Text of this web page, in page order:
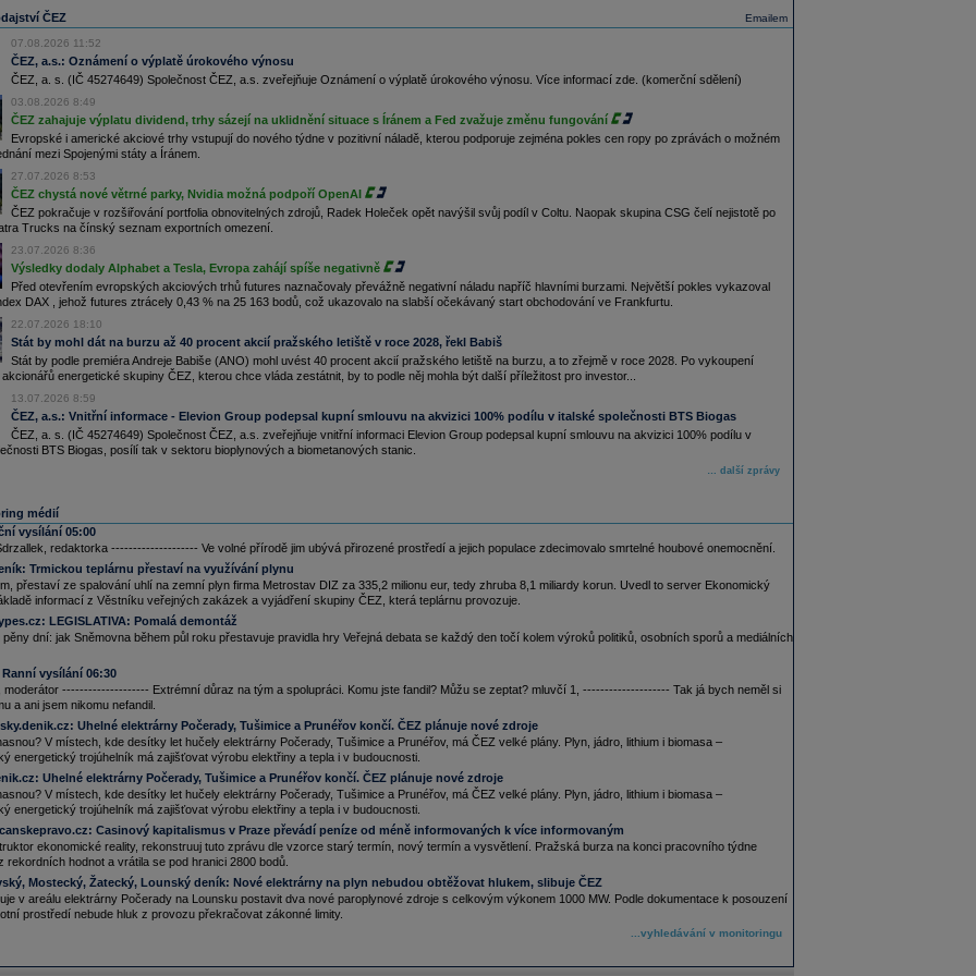
o šest procent, plyn o přibližně 17 procent. V souhrnu jde o desítky až nízké stovky
za spotřebovanou megawatthodinu. Úprava se nyní podle společnosti dotkne několika
zákazníků, kterým končí fixace (ČTK)
společnostČEZESCO si zajistila pro připravovanou paroplynovou elektrárnu v
železárnách (TŽ) na Frýdecko-Místecku dodávku plynové turbíny SGT-800 od
Energy. ČTK o tom dnes informovala společnost
Nový paroplynový zdroj nahradí dosluhující uhelný kotel (ČTK)
ČEZEnergoservis v Třebíči se k dnešku slučuje s částí plzeňské firmy Škoda JS
na servis jaderných elektráren Temelín a Dukovany. Převezme její odborníky, kteří
elektrárnách dlouhodobě působí, dohromady to bude okolo 260 zaměstnanců (ČTK)
aktuálním dění v české energetice včera odpoledne jednal prezident Petr Pavel s
ředitelem energetické společnostiČEZDanielem Benešem. Hovořili spolu
o tuzemském rozvoji jaderné energetiky, státní energetické koncepci nebo i o
ve vlastnické struktuře společnosti (ČTK)
radaČEZdnes zvolila předsedu a jednoho z místopředsedů. Novým předsedou
rady se stal Radim Fiala (místopředseda koaličního hnutí SPD) a místopředsedou Petr
Druhým stávajícím místopředsedou je Vladimír Hronek, zvolený do dozorčí rady za
blok Jaderné elektrárny Dukovany je po plánované odstávce znovu na plném výkonu.
byl od 17. dubna, elektřinu začal znovu do sítě dodávat minulý týden v pátek.
výkon obou turbosoustrojí čtvrtého bloku je aktuálně 499 megawattů (MW), sdělila
společnostiČEZJana Štefánková (ČTK)
společnost Rolls-Royce
malé modulární reaktory v Česku i v zahraničí, dnes představí možnosti zapojení
průmyslu do připravovaného dodavatelského řetězce. České firmy by se tak měly
s podmínkami možné účasti na stavbách.Rolls-RoyceSMR aČEZby měly také
je klíčovým uzlem pro elektrárnu Orlík a zároveň pro oblast Příbramska, Dobříšska a
Zásobuje elektřinou 100 000 domácností a desítky průmyslových objektů.
chystá další investice, například v oblasti Řeporyje nebo u Mělníka, kde vznikne
elektrárna (ČTK)
ředitelem dceřiné společnostiČEZEnergy, kterou založila energetická skupina
, se stal Pavel Cyrani, místopředseda představenstva a ředitel divize obchodu a strategie
. Představenstvo povede Daniel Beneš, generální ředitel ČEZ. Členy představenstva se
Martin Novák a Ondřej Landa (ČTK)
ČEZ, si vzala úvěr 8,9 miliardy
dluhu. Půjčku poskytne skupina čtyř bank (ČTK)
ČEZ klesají o 6,3 % na 1 169 Kč/akcie v rámci širšího poklesu evropských energetik po
USA s Íránem
plánuje letos postavit 180 nových dobíjecích stojanů pro elektromobily, na konci roku by
měla rozšířit svou síť na více než 1200 stanic. Celkový výkon sítě by měl činit kolem 148
(ČTK)
vybuduje na Orlické přehradě velkou přečerpávací elektrárnu, která bude čtvrtým
tohoto druhu v Česku. Novinářům to dnes řekl generální ředitel a předseda
ČEZDaniel Beneš (ČTK)
ČEZse dnes poprvé obchodují bez nároku na dividendu ve výši 42Kčna akcii
podklady a jednání s ratingovými agenturami. Vedle toho začne oceňování
Emailem
ČEZ
07.08.2026 11:52
ČEZ, a.s.: Oznámení o výplatě úrokového výnosu
ČEZ, a. s. (IČ 45274649) Společnost ČEZ, a.s. zveřejňuje Oznámení o výplatě úrokového výnosu. Více informací zde. (komerční sdělení)
03.08.2026 8:49
ČEZ zahajuje výplatu dividend, trhy sázejí na uklidnění situace s Íránem a Fed zvažuje změnu fungování
Evropské i americké akciové trhy vstupují do nového týdne v pozitivní náladě, kterou podporuje zejména pokles cen ropy po zprávách o možném
mezi Spojenými státy a Íránem.
27.07.2026 8:53
ČEZ chystá nové větrné parky, Nvidia možná podpoří OpenAI
ČEZ pokračuje v rozšiřování portfolia obnovitelných zdrojů, Radek Holeček opět navýšil svůj podíl v Coltu. Naopak skupina CSG čelí nejistotě po
Trucks na čínský seznam exportních omezení.
23.07.2026 8:36
Výsledky dodaly Alphabet a Tesla, Evropa zahájí spíše negativně
Před otevřením evropských akciových trhů futures naznačovaly převážně negativní náladu napříč hlavními burzami. Největší pokles vykazoval
DAX , jehož futures ztrácely 0,43 % na 25 163 bodů, což ukazovalo na slabší očekávaný start obchodování ve Frankfurtu.
22.07.2026 18:10
Stát by mohl dát na burzu až 40 procent akcií pražského letiště v roce 2028, řekl Babiš
Stát by podle premiéra Andreje Babiše (ANO) mohl uvést 40 procent akcií pražského letiště na burzu, a to zřejmě v roce 2028. Po vykoupení
energetické skupiny ČEZ, kterou chce vláda zestátnit, by to podle něj mohla být další příležitost pro investor...
13.07.2026 8:59
ČEZ, a.s.: Vnitřní informace - Elevion Group podepsal kupní smlouvu na akvizici 100% podílu v italské společnosti BTS Biogas
ČEZ, a. s. (IČ 45274649) Společnost ČEZ, a.s. zveřejňuje vnitřní informaci Elevion Group podepsal kupní smlouvu na akvizici 100% podílu v
BTS Biogas, posílí tak v sektoru bioplynových a biometanových stanic.
… další zprávy
médií
vysílání 05:00
redaktorka -------------------- Ve volné přírodě jim ubývá přirozené prostředí a jejich populace zdecimovalo smrtelné houbové onemocnění.
Trmickou teplárnu přestaví na využívání plynu
přestaví ze spalování uhlí na zemní plyn firma Metrostav DIZ za 335,2 milionu eur, tedy zhruba 8,1 miliardy korun. Uvedl to server Ekonomický
informací z Věstníku veřejných zakázek a vyjádření skupiny ČEZ, která teplárnu provozuje.
LEGISLATIVA: Pomalá demontáž
pěny dní: jak Sněmovna během půl roku přestavuje pravidla hry Veřejná debata se každý den točí kolem výroků politiků, osobních sporů a mediálních
Ranní vysílání 06:30
moderátor -------------------- Extrémní důraz na tým a spolupráci. Komu jste fandil? Můžu se zeptat? mluvčí 1, -------------------- Tak já bych neměl si
a ani jsem nikomu nefandil.
Uhelné elektrárny Počerady, Tušimice a Prunéřov končí. ČEZ plánuje nové zdroje
V místech, kde desítky let hučely elektrárny Počerady, Tušimice a Prunéřov, má ČEZ velké plány. Plyn, jádro, lithium i biomasa –
energetický trojúhelník má zajišťovat výrobu elektřiny a tepla i v budoucnosti.
Uhelné elektrárny Počerady, Tušimice a Prunéřov končí. ČEZ plánuje nové zdroje
V místech, kde desítky let hučely elektrárny Počerady, Tušimice a Prunéřov, má ČEZ velké plány. Plyn, jádro, lithium i biomasa –
energetický trojúhelník má zajišťovat výrobu elektřiny a tepla i v budoucnosti.
Casinový kapitalismus v Praze převádí peníze od méně informovaných k více informovaným
ekonomické reality, rekonstruuj tuto zprávu dle vzorce starý termín, nový termín a vysvětlení. Pražská burza na konci pracovního týdne
rekordních hodnot a vrátila se pod hranici 2800 bodů.
Mostecký, Žatecký, Lounský deník: Nové elektrárny na plyn nebudou obtěžovat hlukem, slibuje ČEZ
v areálu elektrárny Počerady na Lounsku postavit dva nové paroplynové zdroje s celkovým výkonem 1000 MW. Podle dokumentace k posouzení
prostředí nebude hluk z provozu překračovat zákonné limity.
...vyhledávání v monitoringu